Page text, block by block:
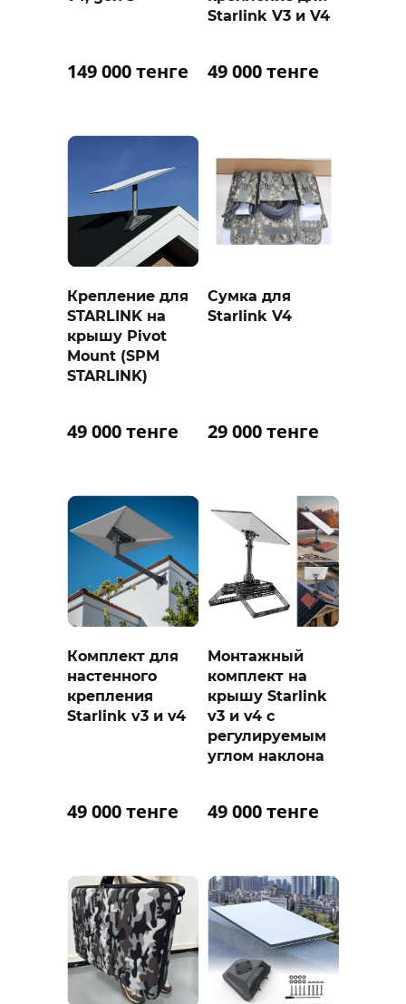
149 000 тенге
Starlink V3 и V4
49 000 тенге
Крепление для
STARLINK на
крышу Pivot
Mount (SPM
STARLINK)
49 000 тенге
Сумка для
Starlink V4
29 000 тенге
Комплект для
настенного
крепления
Starlink v3 и v4
49 000 тенге
Монтажный
комплект на
крышу Starlink
v3 и v4 с
регулируемым
углом наклона
49 000 тенге